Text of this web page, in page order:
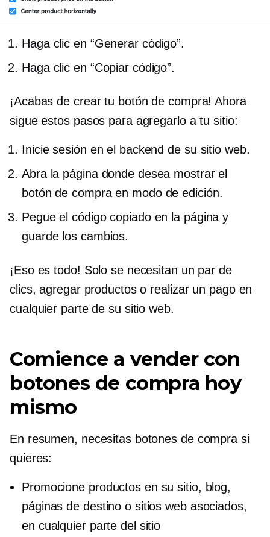
Haga clic en “Generar código”.
Haga clic en “Copiar código”.
¡Acabas de crear tu botón de compra! Ahora
sigue estos pasos para agregarlo a tu sitio:
Inicie sesión en el backend de su sitio web.
Abra la página donde desea mostrar el
botón de compra en modo de edición.
Pegue el código copiado en la página y
guarde los cambios.
¡Eso es todo! Solo se necesitan un par de
clics, agregar productos o realizar un pago en
cualquier parte de su sitio web.
Comience a vender con
botones de compra hoy
mismo
En resumen, necesitas botones de compra si
quieres:
Promocione productos en su sitio, blog,
páginas de destino o sitios web asociados,
en cualquier parte del sitio